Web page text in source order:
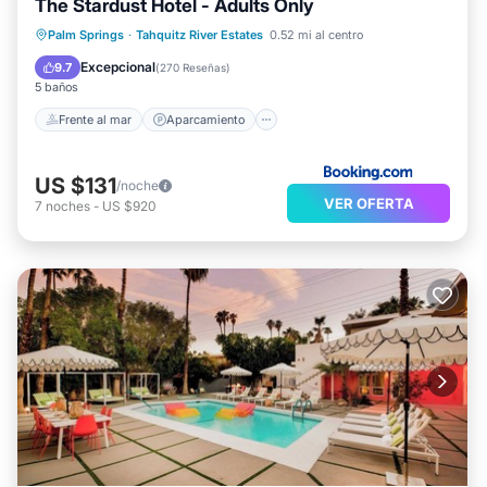
The Stardust Hotel - Adults Only
Palm Springs · Tahquitz River Estates 0.52 mi al centro
9.7 Excepcional(270 Reseñas)
5 baños
Frente al mar Aparcamiento
Frente al mar Aparcamiento
Piscina
Vista al mar
US $131/noche
7 noches - US $920 VER OFERTA